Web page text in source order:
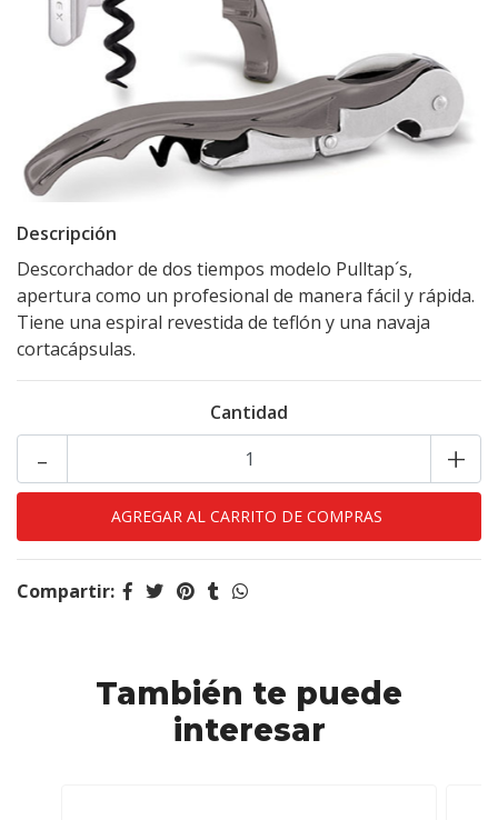
Descripción
Descorchador de dos tiempos modelo Pulltap´s,
apertura como un profesional de manera fácil y rápida.
Tiene una espiral revestida de teflón y una navaja
cortacápsulas.
Cantidad
+
-
Compartir:
También te puede
interesar